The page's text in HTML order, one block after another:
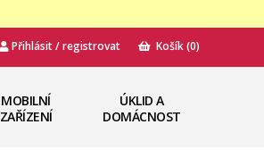
Přihlásit / registrovat Košík(0)
MOBILNÍ
ZAŘÍZENÍ
ÚKLID A
DOMÁCNOST